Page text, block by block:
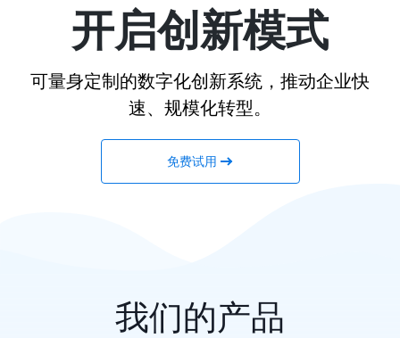
开启创新模式
可量身定制的数字化创新系统，推动企业快
速、规模化转型。
免费试用
我们的产品